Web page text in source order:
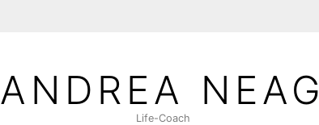
ANDREA NEAG
Life-Coach